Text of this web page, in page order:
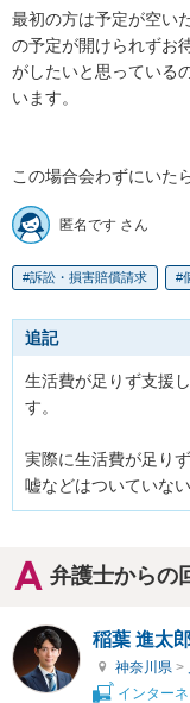
最初の方は予定が空い
の予定が開けられずお
がしたいと思っている
います。
この場合会わずにいた
匿名です さん
訴訟・損害賠償請求
追記
生活費が足りず支援
す。
実際に生活費が足り
嘘などはついていない
弁護士からの
稲葉 進太
神奈川県 >
インター